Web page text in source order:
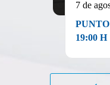
7 de
19:00 H